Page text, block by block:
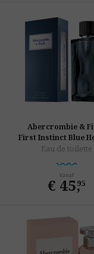
Abercrombie &
First Instinct Blue
Eau de toilette
Vanaf
€ 45,
95